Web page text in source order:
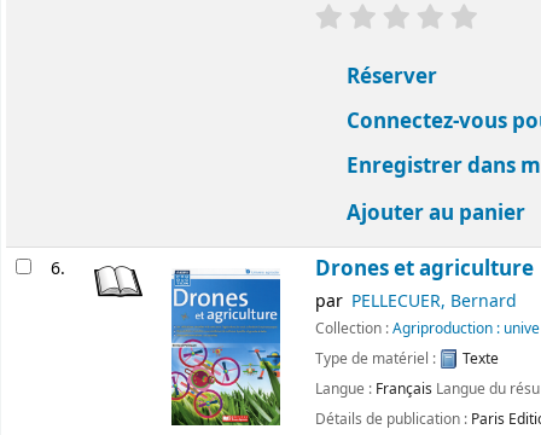
évaluation
Réserver
Connectez-vous
Enregistrer dans
Ajouter au panier
6. Drones et agriculture
par PELLECUER, Bernard
Collection :Agriproduction :
Type de matériel :
Texte
Langue : Français Langue du
Détails de publication : Paris